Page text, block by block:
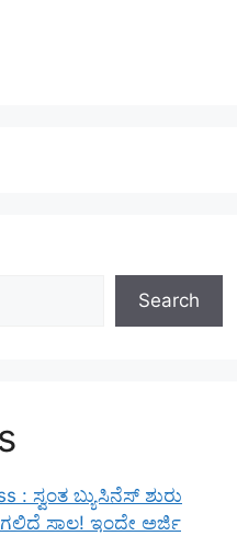
Search
: ಸ್ವಂತ ಬ್ಯುಸಿನೆಸ್ ಶುರು
ಸಾಲ! ಇಂದೇ ಅರ್ಜಿ